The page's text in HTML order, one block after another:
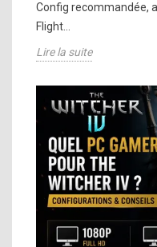
Config recommandée,
Flight...
Lire la suite